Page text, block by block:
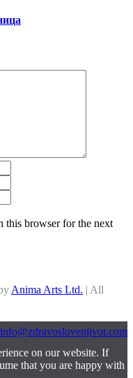
this browser for the next
Anima Arts Ltd. | All
info@zdravoslovenjivot.com
on our website. If
that you are happy with